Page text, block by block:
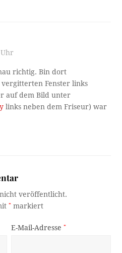
richtig. Bin dort
Fenster links
auf dem Bild unter
links neben dem Friseur) war
veröffentlicht.
* markiert
E-Mail-Adresse*